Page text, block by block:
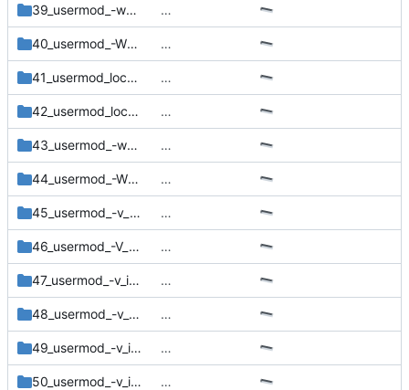
39_usermod_-w_invalid_range …
40_usermod_-W_invalid_range …
41_usermod_locked_subuid …
42_usermod_locked_subgid …
43_usermod_-w_no_subgid …
44_usermod_-W_no_subgid …
45_usermod_-v_no_subgid …
46_usermod_-V_no_subgid …
47_usermod_-v_invalid_range2 …
48_usermod_-v_invalid_range3 …
49_usermod_-v_invalid_range4 …
50_usermod_-v_invalid_range5 …